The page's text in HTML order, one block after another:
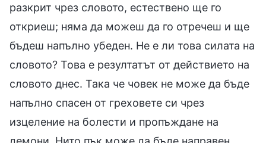
разкрит чрез словото, естествено ще го
откриеш; няма да можеш да го отречеш и ще
бъдеш напълно убеден. Не е ли това силата на
словото? Това е резултатът от действието на
словото днес. Така че човек не може да бъде
напълно спасен от греховете си чрез
изцеление на болести и пропъждане на